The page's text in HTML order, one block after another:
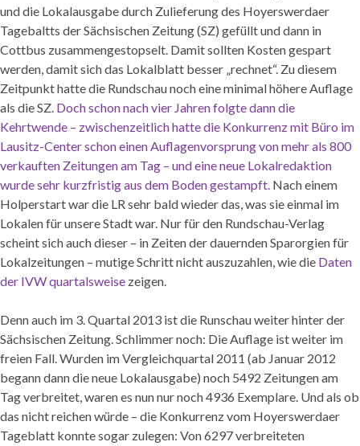
und die Lokalausgabe durch Zulieferung des Hoyerswerdaer
Tagebaltts der Sächsischen Zeitung (SZ) gefüllt und dann in
Cottbus zusammengestopselt. Damit sollten Kosten gespart
werden, damit sich das Lokalblatt besser „rechnet“. Zu diesem
Zeitpunkt hatte die Rundschau noch eine minimal höhere Auflage
als die SZ. Doch schon nach vier Jahren folgte dann die
Kehrtwende – zwischenzeitlich hatte die Konkurrenz mit Büro im
Lausitz-Center schon einen Auflagenvorsprung von mehr als 800
verkauften Zeitungen am Tag – und eine neue Lokalredaktion
wurde sehr kurzfristig aus dem Boden gestampft. Nach einem
Holperstart war die LR sehr bald wieder das, was sie einmal im
Lokalen für unsere Stadt war. Nur für den Rundschau-Verlag
scheint sich auch dieser – in Zeiten der dauernden Sparorgien für
Lokalzeitungen – mutige Schritt nicht auszuzahlen, wie die Daten
der IVW quartalsweise zeigen.
Denn auch im 3. Quartal 2013 ist die Runschau weiter hinter der
Sächsischen Zeitung. Schlimmer noch: Die Auflage ist weiter im
freien Fall. Wurden im Vergleichquartal 2011 (ab Januar 2012
begann dann die neue Lokalausgabe) noch 5492 Zeitungen am
Tag verbreitet, waren es nun nur noch 4936 Exemplare. Und als ob
das nicht reichen würde – die Konkurrenz vom Hoyerswerdaer
Tageblatt konnte sogar zulegen: Von 6297 verbreiteten